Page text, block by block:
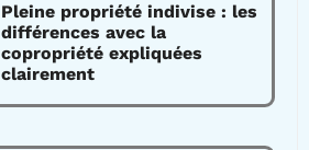
Pleine propriété indivise : les
différences avec la
copropriété expliquées
clairement